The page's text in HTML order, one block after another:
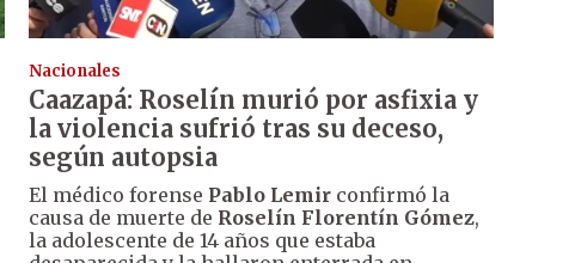
Nacionales
Caazapá: Roselín murió por asfixia y
la violencia sufrió tras su deceso,
según autopsia
El médico forense Pablo Lemirconfirmó la
causa de muerte de Roselín Florentín Gómez,
la adolescente de 14 años que estaba